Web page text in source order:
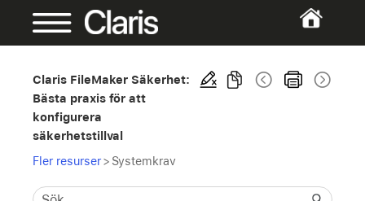
Claris FileMaker Säkerhet:
Bästa praxis för att
konfigurera
säkerhetstillval
Fler resurser > Systemkrav